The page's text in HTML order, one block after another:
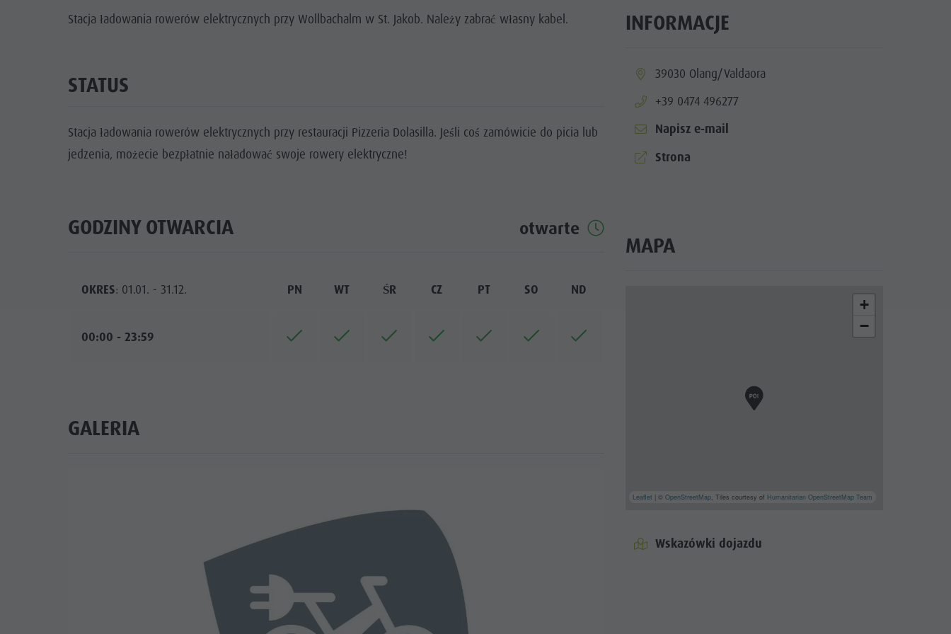
Stacja ładowania rowerów elektrycznych przy Wollbachalm w St. Jakob. Należy zabrać własny kabel.
STATUS
Stacja ładowania rowerów elektrycznych przy restauracji Pizzeria Dolasilla. Jeśli coś zamówicie do picia lub
jedzenia, możecie bezpłatnie naładować swoje rowery elektryczne!
GODZINY OTWARCIA otwarte
OKRES: 01.01. - 31.12. PN WT ŚR CZ PT SO ND
00:00 - 23:59
GALERIA
INFORMACJE
aria.location:
39030 Olang/Valdaora
aria.phone:
+39 0474 496277
Napisz e-mail
aria.website:
Strona
MAPA
+
−
Leaflet | ©OpenStreetMap, Tiles courtesy of Humanitarian OpenStreetMap Team
Wskazówki dojazdu